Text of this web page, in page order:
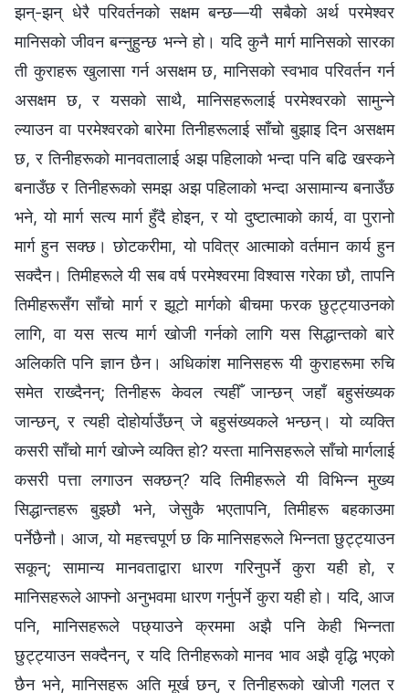
झन्‌-झन्‌ धेरै परिवर्तनको सक्षम बन्छ—यी सबैको अर्थ परमेश्‍वर
मानिसको जीवन बन्नुहुन्छ भन्‍ने हो। यदि कुनै मार्ग मानिसको सारका
ती कुराहरू खुलासा गर्न असक्षम छ, मानिसको स्वभाव परिवर्तन गर्न
असक्षम छ, र यसको साथै, मानिसहरूलाई परमेश्‍वरको सामुन्ने
ल्याउन वा परमेश्‍वरको बारेमा तिनीहरूलाई साँचो बुझाइ दिन असक्षम
छ, र तिनीहरूको मानवतालाई अझ पहिलाको भन्दा पनि बढि खस्कने
बनाउँछ र तिनीहरूको समझ अझ पहिलाको भन्दा असामान्य बनाउँछ
भने, यो मार्ग सत्य मार्ग हुँदै होइन, र यो दुष्टात्माको कार्य, वा पुरानो
मार्ग हुन सक्छ। छोटकरीमा, यो पवित्र आत्माको वर्तमान कार्य हुन
सक्दैन। तिमीहरूले यी सब वर्ष परमेश्‍वरमा विश्‍वास गरेका छौ, तापनि
तिमीहरूसँग साँचो मार्ग र झूटो मार्गको बीचमा फरक छुट्ट्याउनको
लागि, वा यस सत्य मार्ग खोजी गर्नको लागि यस सिद्धान्तको बारे
अलिकति पनि ज्ञान छैन। अधिकांश मानिसहरू यी कुराहरूमा रुचि
समेत राख्दैनन्‌; तिनीहरू केवल त्यहीँ जान्छन्‌ जहाँ बहुसंख्यक
जान्छन्‌, र त्यही दोहोर्याउँछन्‌ जे बहुसंख्यकले भन्छन्। यो व्यक्ति
कसरी साँचो मार्ग खोज्ने व्यक्ति हो? यस्ता मानिसहरूले साँचो मार्गलाई
कसरी पत्ता लगाउन सक्छन्‌? यदि तिमीहरूले यी विभिन्न मुख्य
सिद्धान्तहरू बुझ्छौ भने, जेसुकै भएतापनि, तिमीहरू बहकाउमा
पर्नेछैनौ। आज, यो महत्त्वपूर्ण छ कि मानिसहरूले भिन्नता छुट्ट्याउन
सकून्‌; सामान्य मानवताद्वारा धारण गरिनुपर्ने कुरा यही हो, र
मानिसहरूले आफ्नो अनुभवमा धारण गर्नुपर्ने कुरा यही हो। यदि, आज
पनि, मानिसहरूले पछ्याउने क्रममा अझै पनि केही भिन्नता
छुट्ट्याउन सक्दैनन्‌, र यदि तिनीहरूको मानव भाव अझै वृद्धि भएको
छैन भने, मानिसहरू अति मूर्ख छन्‌, र तिनीहरूको खोजी गलत र